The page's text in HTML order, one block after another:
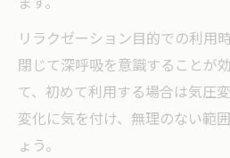
リラクゼーション目的での利用
閉じて深呼吸を意識することが
て、初めて利用する場合は気圧
変化に気を付け、無理のない範
ょう。